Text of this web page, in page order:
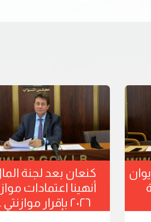
لجنة المال تقرر دعم ديوان
المحاسبة والأجهزة
الرقابية ورفدها ...